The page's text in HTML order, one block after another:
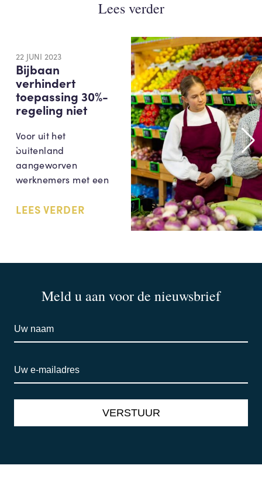
Lees verder
22 JUNI 2023
Bijbaan
verhindert
toepassing 30%-
regeling niet
Voor uit het
buitenland
aangeworven
werknemers met een
LEES VERDER
Meld u aan voor de nieuwsbrief